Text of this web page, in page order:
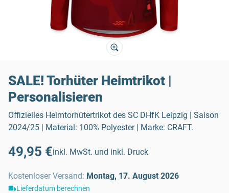
SALE! Torhüter Heimtrikot |
Personalisieren
Offizielles Heimtorhütertrikot des SC DHfK Leipzig | Saison
2024/25 | Material: 100% Polyester | Marke: CRAFT.
49,95 €inkl. MwSt. und inkl. Druck
Kostenloser Versand: Montag, 17. August 2026
Lieferdatum berechnen